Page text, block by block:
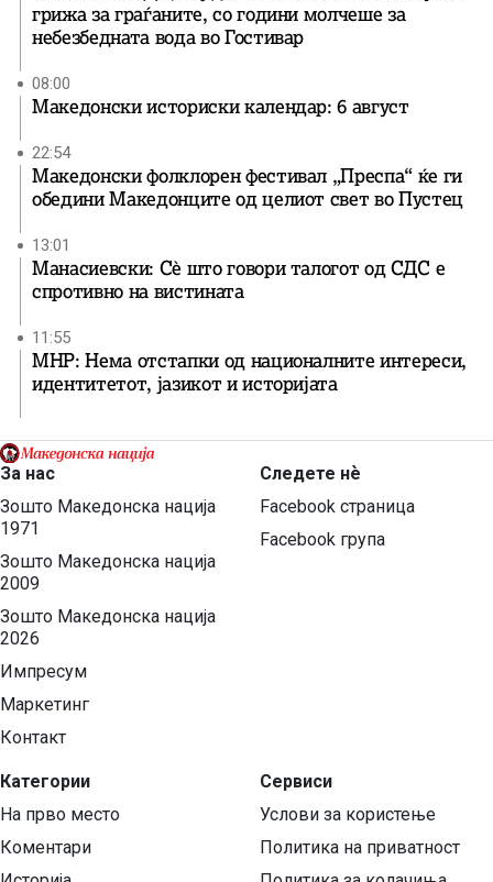
грижа за граѓаните, со години молчеше за
небезбедната вода во Гостивар
08:00
Македонски историски календар: 6 август
22:54
Македонски фолклорен фестивал „Преспа“ ќе ги
обедини Македонците од целиот свет во Пустец
13:01
Манасиевски: Сè што говори талогот од СДС е
спротивно на вистината
11:55
МНР: Нема отстапки од националните интереси,
идентитетот, јазикот и историјата
За нас
Зошто Македонска нација
1971
Зошто Македонска нација
2009
Зошто Македонска нација
2026
Импресум
Маркетинг
Контакт
Категории
На прво место
Коментари
Следете нѐ
Facebook страница
Facebook група
Сервиси
Услови за користење
Политика на приватност